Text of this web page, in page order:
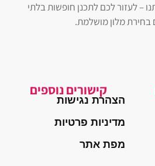
– לעזור לכם לתכנן חופשות בלתי
בחירת מלון מושלמת.
קישורים נוספים
הצהרת נגישות
מדיניות פרטיות
מפת אתר